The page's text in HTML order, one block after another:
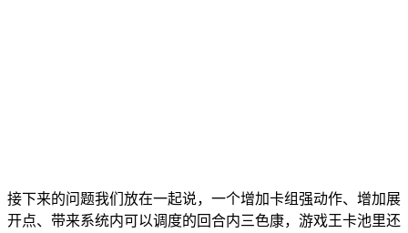
接下来的问题我们放在一起说，一个增加卡组强动作、增加展
开点、带来系统内可以调度的回合内三色康，游戏王卡池里还